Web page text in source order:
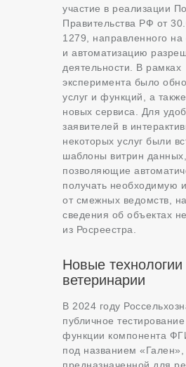
участие в реализации
Правительства РФ от
1279, направленного
и автоматизацию
деятельности. В рамках
эксперимента было
услуг и функций, а
новых сервиса. Для
заявителей в
некоторых услуг были
шаблоны витрин данных,
позволяющие
получать необходимую
от смежных ведомств,
сведения об объектах
из Росреестра.
Новые технологии
ветеринарии
В 2024 году
публичное
функции компонента
под названием «Гален»,
предназначенной для